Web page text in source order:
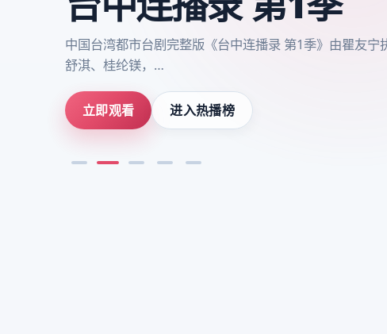
中国台湾都市台剧完整版《台中连播录 第1季》由瞿友宁
舒淇、桂纶镁，…
立即观看 进入热播榜